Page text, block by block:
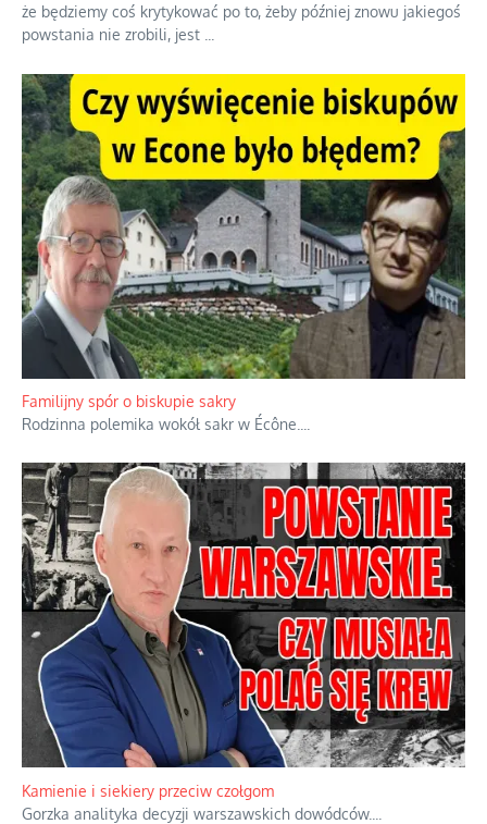
że będziemy coś krytykować po to, żeby później znowu jakiegoś
powstania nie zrobili, jest
Familijny spór o biskupie sakry
Rodzinna polemika wokół sakr w Écône.
Kamienie i siekiery przeciw czołgom
Gorzka analityka decyzji warszawskich dowódców.